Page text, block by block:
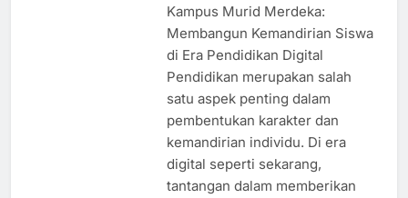
Kampus Murid Merdeka:
Membangun Kemandirian Siswa
di Era Pendidikan Digital
Pendidikan merupakan salah
satu aspek penting dalam
pembentukan karakter dan
kemandirian individu. Di era
digital seperti sekarang,
tantangan dalam memberikan